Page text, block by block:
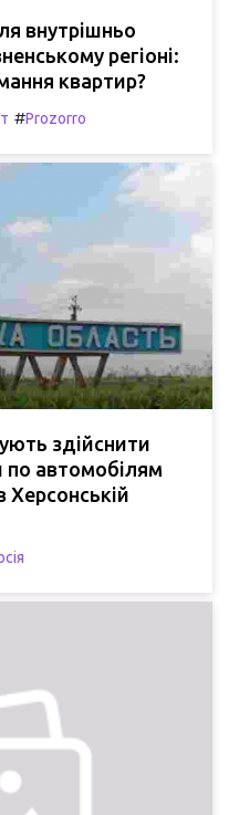
внутрішньо
регіоні:
квартир?
#Prozorro
здійснити
по автомобілям
Херсонській